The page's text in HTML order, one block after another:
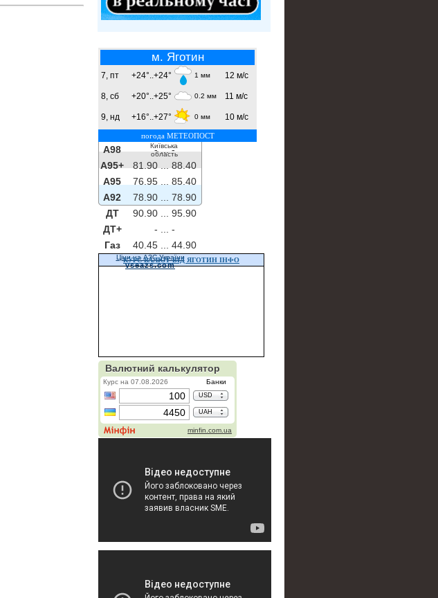
м. Яготин
7, пт +24°..+24° 1 мм 12 м/с
8, сб +20°..+25° 0.2 мм 11 м/с
9, нд +16°..+27° 0 мм 10 м/с
погода МЕТЕОПОСТ
Київська
область
A98 - ...-
A95+
81.90 ...
88.40
A95
76.95 ...
85.40
A92
78.90 ...
78.90
ДТ
90.90 ...
95.90
ДТ+
- ...
-
Газ
40.45 ... 44.90
Ціни на АЗС України
vseazs.com
КУРС ВАЛЮТ ВІД ЯГОТИН ІНФО